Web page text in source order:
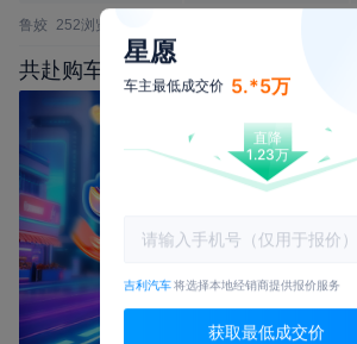
鲁姣 252浏览
共赴购车盛典，甄选好车，立享多重
星愿
车主最低成交价 5.*5万
直降
1.23万
吉利汽车将选择本地经销商提供报价服务
获取最低成交价